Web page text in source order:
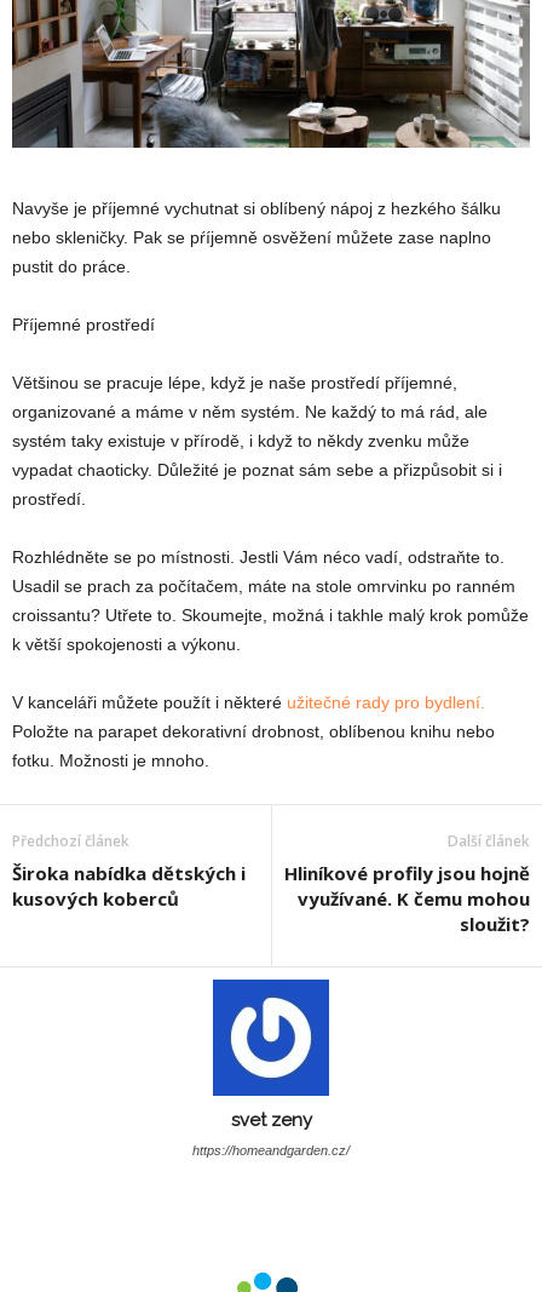
Navyše je příjemné vychutnat si oblíbený nápoj z hezkého šálku
nebo skleničky. Pak se pŕíjemně osvěžení můžete zase naplno
pustit do práce.
Příjemné prostředí
Většinou se pracuje lépe, když je naše prostředí příjemné,
organizované a máme v něm systém. Ne každý to má rád, ale
systém taky existuje v přírodě, i když to někdy zvenku může
vypadat chaoticky. Důležité je poznat sám sebe a přizpůsobit si i
prostředí.
Rozhlédněte se po místnosti. Jestli Vám néco vadí, odstraňte to.
Usadil se prach za počítačem, máte na stole omrvinku po ranném
croissantu? Utřete to. Skoumejte, možná i takhle malý krok pomůže
k větší spokojenosti a výkonu.
V kanceláři můžete použít i některé užitečné rady pro bydlení.
Položte na parapet dekorativní drobnost, oblíbenou knihu nebo
fotku. Možnosti je mnoho.
Předchozí článek
Široka nabídka dětských i
kusových koberců
Další článek
Hliníkové profily jsou hojně
využívané. K čemu mohou
sloužit?
svet zeny
https://homeandgarden.cz/